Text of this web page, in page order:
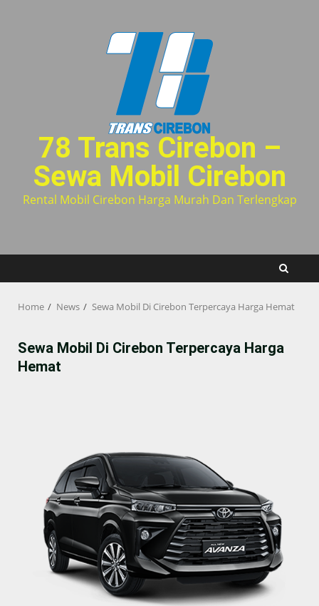
78 Trans Cirebon –
Sewa Mobil Cirebon
Rental Mobil Cirebon Harga Murah Dan Terlengkap
Home News Sewa Mobil Di Cirebon Terpercaya Harga Hemat
Sewa Mobil Di Cirebon Terpercaya Harga
Hemat